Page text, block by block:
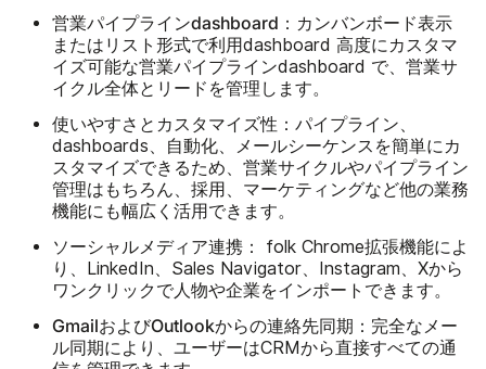
営業パイプラインdashboard： カンバンボード表示
またはリスト形式で利用dashboard 高度にカスタマ
イズ可能な営業パイプラインdashboard で、営業サ
イクル全体とリードを管理します。
使いやすさとカスタマイズ性： パイプライン、
dashboards、自動化、メールシーケンスを簡単にカ
スタマイズできるため、営業サイクルやパイプライン
管理はもちろん、採用、マーケティングなど他の業務
機能にも幅広く活用できます。
ソーシャルメディア連携：
folk Chrome拡張機能によ
り、LinkedIn、Sales Navigator、Instagram、Xから
ワンクリックで人物や企業をインポートできます。
GmailおよびOutlookからの連絡先同期： 完全なメー
ル同期により、ユーザーはCRMから直接すべての通